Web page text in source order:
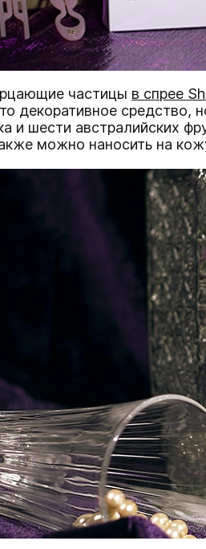
частицы в спрее
декоративное
и шести австралийских
можно наносить на